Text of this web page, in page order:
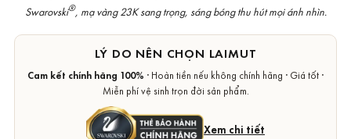
Swarovski®, mạ vàng 23K sang trọng, sáng bóng thu hút mọi ánh nhìn.
LÝ DO NÊN CHỌN LAIMUT
Cam kết chính hãng 100% · Hoàn tiền nếu không chính hãng · Giá tốt ·
Miễn phí vệ sinh trọn đời sản phẩm.
Xem chi tiết